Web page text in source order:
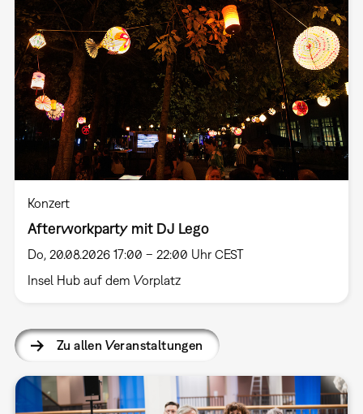
Konzert
Afterworkparty mit DJ Lego
Do, 20.08.2026 17:00 – 22:00 Uhr CEST
Insel Hub auf dem Vorplatz
Zu allen Veranstaltungen